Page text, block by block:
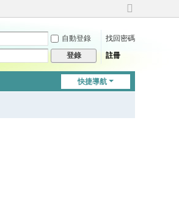
切
到
自動登錄
找回密碼
登錄 註冊
快捷導航